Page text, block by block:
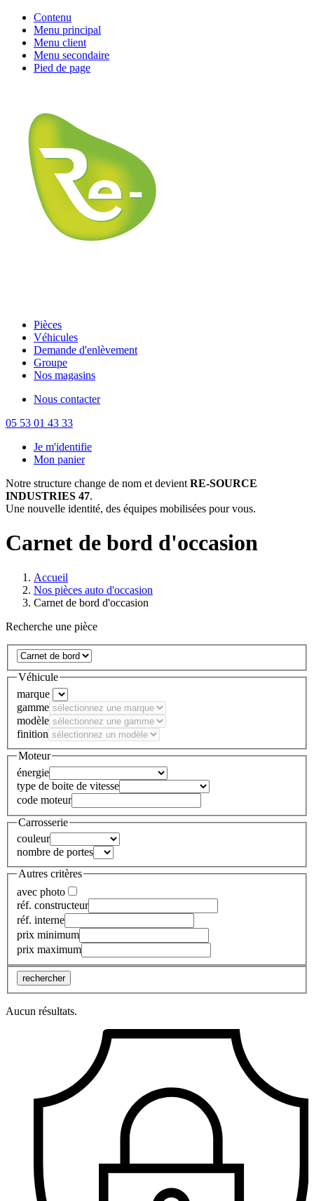
Contenu
Menu principal
Menu client
Menu secondaire
Pied de page
Pièces
Véhicules
Demande d'enlèvement
Groupe
Nos magasins
Nous contacter
05 53 01 43 33
Je m'identifie
Mon panier
Notre structure change de nom et devient RE-SOURCE
INDUSTRIES 47.
Une nouvelle identité, des équipes mobilisées pour vous.
Carnet de bord d'occasion
Accueil
Nos pièces auto d'occasion
Carnet de bord d'occasion
Recherche une pièce
Véhicule
marque
gamme
modèle
finition
Moteur
énergie
type de boite de vitesse
code moteur
Carrosserie
couleur
nombre de portes
Autres critères
avec photo
réf. constructeur
réf. interne
prix minimum
prix maximum
rechercher
Aucun résultats.